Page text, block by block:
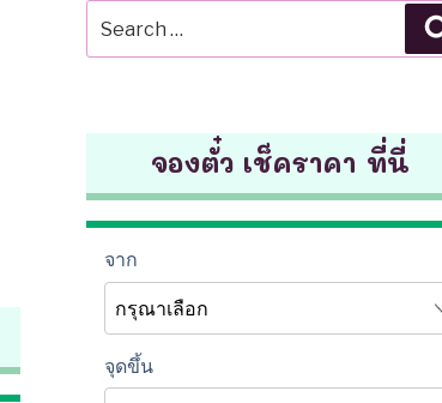
for:
จองตั๋ว เช็คราคา ที่นี่